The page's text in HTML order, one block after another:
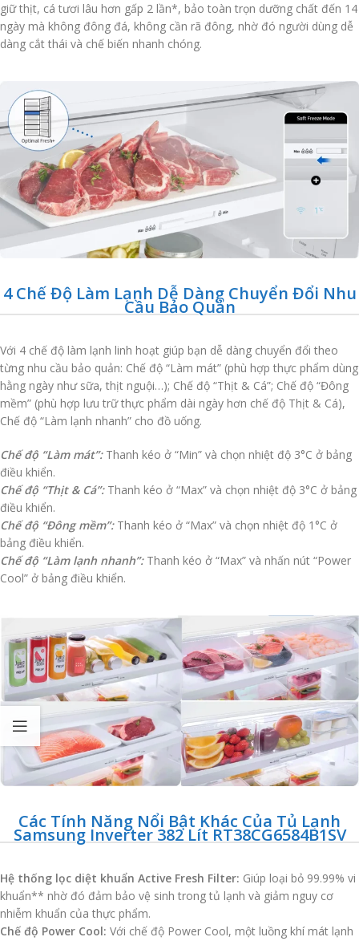
giữ thịt, cá tươi lâu hơn gấp 2 lần*, bảo toàn trọn dưỡng chất đến 14
ngày mà không đông đá, không cần rã đông, nhờ đó người dùng dễ
dàng cắt thái và chế biến nhanh chóng.
4 Chế Độ Làm Lạnh Dễ Dàng Chuyển Đổi Nhu
Cầu Bảo Quản
Với 4 chế độ làm lạnh linh hoạt giúp bạn dễ dàng chuyển đổi theo
từng nhu cầu bảo quản: Chế độ “Làm mát” (phù hợp thực phẩm dùng
hằng ngày như sữa, thịt nguội…); Chế độ “Thịt & Cá”; Chế độ “Đông
mềm” (phù hợp lưu trữ thực phẩm dài ngày hơn chế độ Thịt & Cá),
Chế độ “Làm lạnh nhanh” cho đồ uống.
Chế độ “Làm mát”: Thanh kéo ở “Min” và chọn nhiệt độ 3°C ở bảng
điều khiển.
Chế độ “Thịt & Cá”: Thanh kéo ở “Max” và chọn nhiệt độ 3°C ở bảng
điều khiển.
Chế độ “Đông mềm”:Thanh kéo ở “Max” và chọn nhiệt độ 1°C ở
bảng điều khiển.
Chế độ “Làm lạnh nhanh”:Thanh kéo ở “Max” và nhấn nút “Power
Cool” ở bảng điều khiển.
Các Tính Năng Nổi Bật Khác Của Tủ Lạnh
Samsung Inverter 382 Lít RT38CG6584B1SV
Hệ thống lọc diệt khuẩn Active Fresh Filter: Giúp loại bỏ 99.99% vi
khuẩn** nhờ đó đảm bảo vệ sinh trong tủ lạnh và giảm nguy cơ
nhiễm khuẩn của thực phẩm.
Chế độ Power Cool: Với chế độ Power Cool, một luồng khí mát lạnh